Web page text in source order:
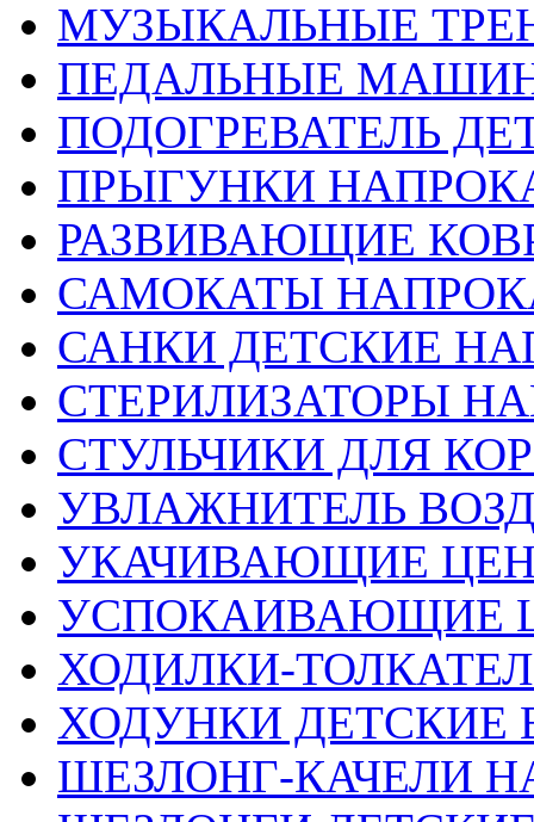
МУЗЫКАЛЬНЫЕ
ПЕДАЛЬНЫЕ
ПОДОГРЕВАТЕЛЬ
ПРЫГУНКИ
РАЗВИВАЮЩИЕ
САМОКАТЫ
САНКИ ДЕТСКИЕ
СТЕРИЛИЗАТОРЫ
СТУЛЬЧИКИ ДЛЯ
УВЛАЖНИТЕЛЬ
УКАЧИВАЮЩИЕ
УСПОКАИВАЮЩИЕ
ХОДИЛКИ-
ХОДУНКИ ДЕТСКИЕ
ШЕЗЛОНГ-КАЧЕЛИ